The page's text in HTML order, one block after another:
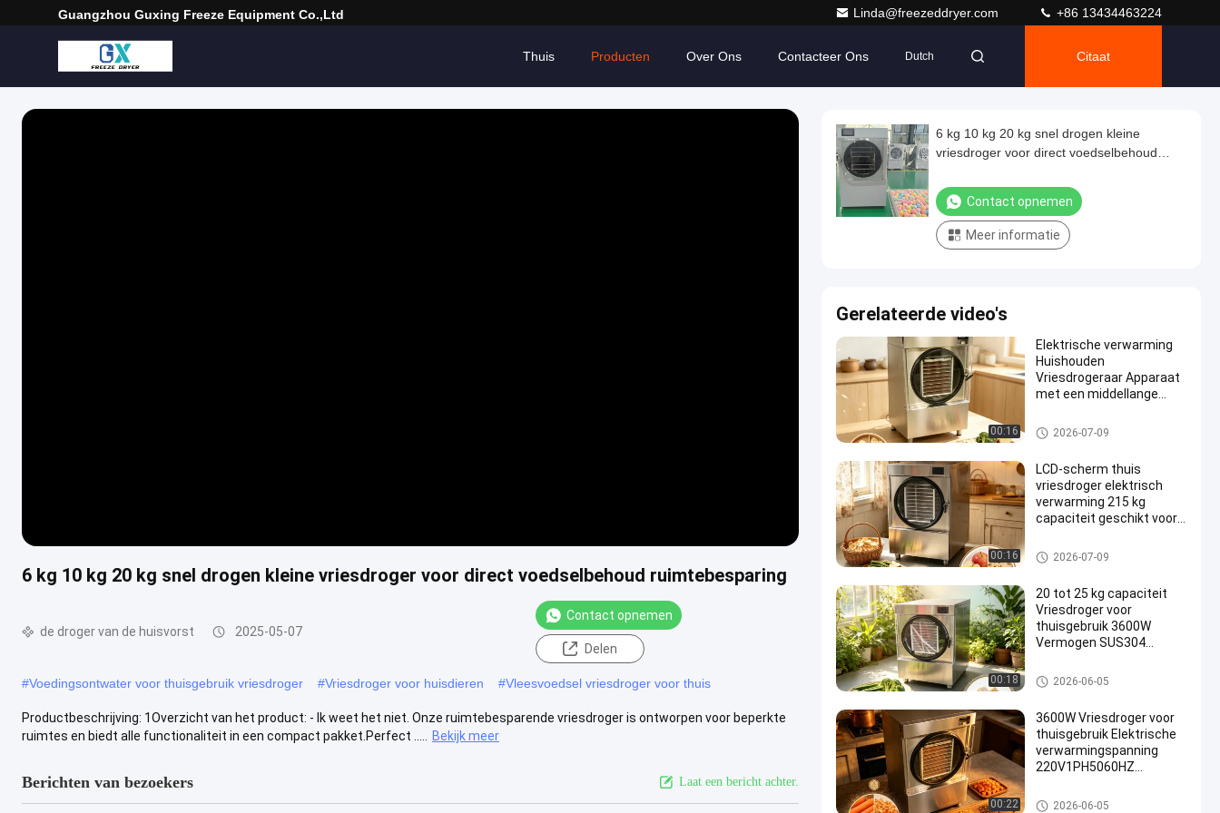
Guangzhou Guxing Freeze Equipment Co.,Ltd Linda@freezeddryer.com +86 13434463224
Thuis Producten Over Ons Contacteer Ons Dutch Citaat
6 kg 10 kg 20 kg snel drogen kleine vriesdroger voor direct voedselbehoud ruimtebesparing
de droger van de huisvorst 2025-05-07
Contact opnemen
Delen
#Voedingsontwater voor thuisgebruik vriesdroger #Vriesdroger voor huisdieren #Vleesvoedsel vriesdroger voor thuis
Productbeschrijving: 1Overzicht van het product: - Ik weet het niet. Onze ruimtebesparende vriesdroger is ontworpen voor beperkte
ruimtes en biedt alle functionaliteit in een compact pakket.Perfect .....
Bekijk meer
Berichten van bezoekers Laat een bericht achter.
6 kg 10 kg 20 kg snel drogen kleine
vriesdroger voor direct voedselbehoud
Contact opnemen
Meer informatie
Gerelateerde video's
00:16
Elektrische verwarming
Huishouden
Vriesdrogeraar Apparaat
met een middellange
het conserveren van fruit
Groenten en vlees
de droger van de huisvorst
2026-07-09
00:16
LCD-scherm thuis
vriesdroger elektrisch
verwarming 215 kg
capaciteit geschikt voor
laboratorium
de droger van de huisvorst
2026-07-09
00:18
20 tot 25 kg capaciteit
Vriesdroger voor
thuisgebruik 3600W
Vermogen SUS304
Geschikt voor
voedselbehoud en opslag
de droger van de huisvorst
2026-06-05
00:22
3600W Vriesdroger voor
thuisgebruik Elektrische
verwarmingspanning
220V1PH5060HZ
voor fruit Groenten en
de droger van de huisvorst
2026-06-05